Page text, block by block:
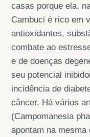
casas porque ela,
Cambuci é rico em
antioxidantes,
combate ao
e de doenças
seu potencial
incidência de
câncer. Há vários
(Campomanesia
apontam na mesma